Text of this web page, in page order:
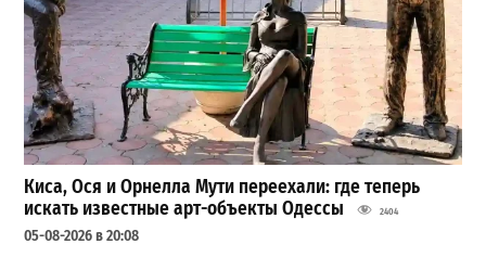
Киса, Ося и Орнелла Мути переехали: где теперь
искать известные арт-объекты Одессы
2404
05-08-2026 в 20:08